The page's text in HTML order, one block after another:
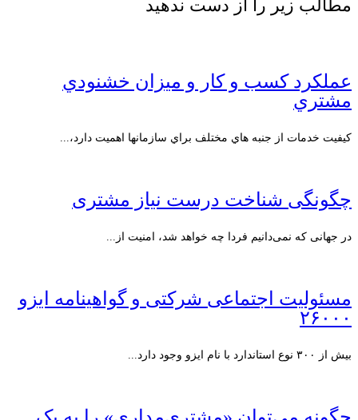
مطالب زیر را از دست ندهید
عملکرد کسب و کار و ميزان خشنودي
مشتري
کيفيت خدمات از جنبه هاي مختلف براي سازمانها اهميت دارد،...
چگونگی شناخت درست نیاز مشتری
در جهانی که نمی‌دانیم فردا چه خواهد شد، امنیت از...
مسئولیت اجتماعی شرکتی و گواهینامه ایزو
۲۶۰۰۰
بیش از ۳۰۰ نوع استاندارد با نام ایزو وجود دارد...